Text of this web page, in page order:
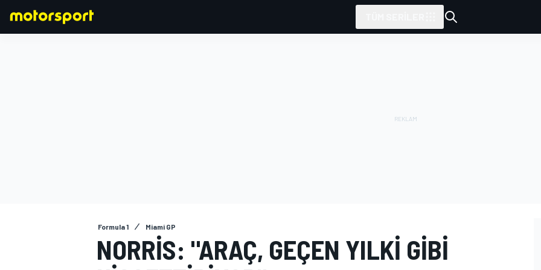
Formula 1 Miami GP
NORRIS: "ARAÇ, GEÇEN YILKI GIBI